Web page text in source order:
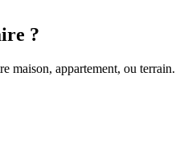
?
maison, appartement, ou terrain.